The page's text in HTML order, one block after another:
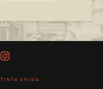
TINTA CHIDA